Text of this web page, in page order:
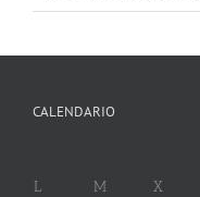
CALENDARIO
L M X